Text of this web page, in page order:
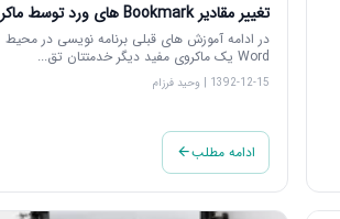
تغییر مقادیر Bookmark های ورد توسط ماکرو
در ادامه آموزش های قبلی برنامه نویسی در محیط
Word یک ماکروی مفید دیگر خدمتتان تق...
1392-12-15 | وحید فرزام
ادامه مطلب